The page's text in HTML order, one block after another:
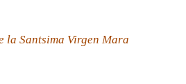
la Santsima Virgen Mara